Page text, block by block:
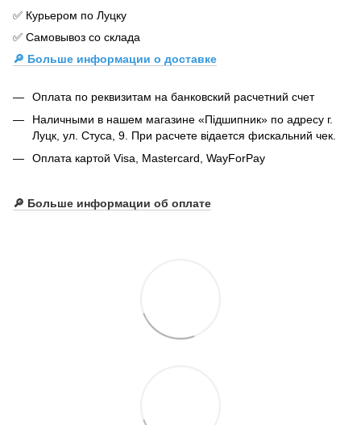
✅ Курьером по Луцку
✅ Самовывоз со склада
🔎 Больше информации о доставке
Оплата по реквизитам на банковский расчетний счет
Наличными в нашем магазине «Підшипник» по адресу г.
Луцк, ул. Стуса, 9. При расчете відается фискальний чек.
Оплата картой Visa, Mastercard, WayForPay
🔎 Больше информации об оплате